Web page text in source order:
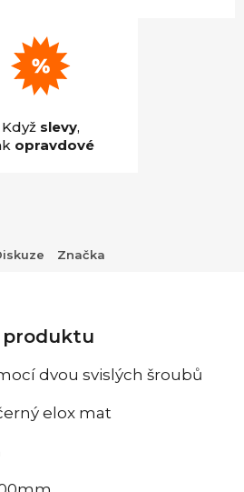
Když slevy,
opravdové
Značka
produktu
dvou svislých šroubů
elox mat